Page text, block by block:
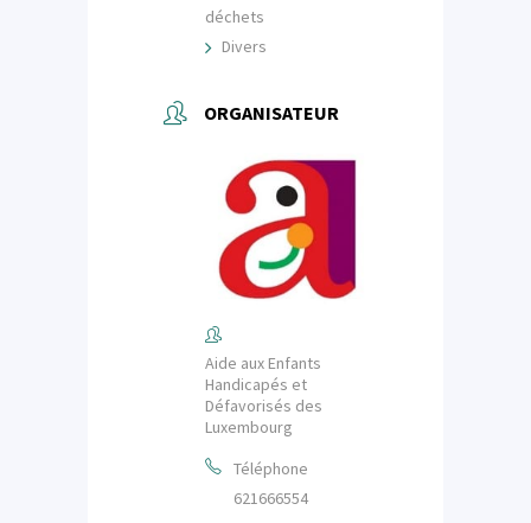
déchets
Divers
ORGANISATEUR
Aide aux Enfants
Handicapés et
Défavorisés des
Luxembourg
Téléphone
621666554